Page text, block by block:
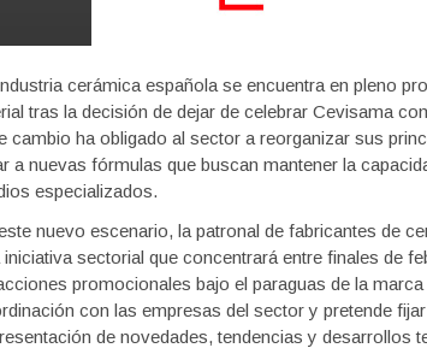
cerámica española se encuentra en pleno
tras la decisión de dejar de celebrar Cevisama
cambio ha obligado al sector a reorganizar sus
a nuevas fórmulas que buscan mantener la
especializados.
nuevo escenario, la patronal de fabricantes de
iniciativa sectorial que concentrará entre finales de
promocionales bajo el paraguas de la marca
con las empresas del sector y pretende
de novedades, tendencias y desarrollos